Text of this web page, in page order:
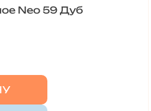
Neo 59 Дуб